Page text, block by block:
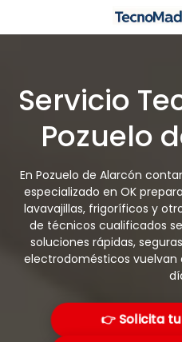
Servicio
Pozuelo
En Pozuelo de Alarcón
especializado en OK
lavavajillas, frigoríficos y
de técnicos cualificados
soluciones rápidas,
electrodomésticos
👉 Solicita